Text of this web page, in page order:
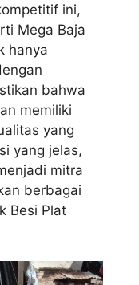
ini,
Mega Baja
hanya
bahwa
memiliki
yang
yang jelas,
mitra
berbagai
Besi Plat